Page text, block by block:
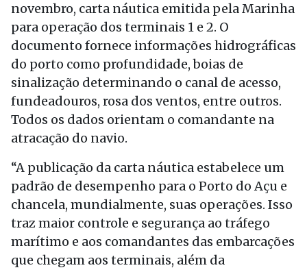
novembro, carta náutica emitida pela Marinha
para operação dos terminais 1 e 2. O
documento fornece informações hidrográficas
do porto como profundidade, boias de
sinalização determinando o canal de acesso,
fundeadouros, rosa dos ventos, entre outros.
Todos os dados orientam o comandante na
atracação do navio.
“A publicação da carta náutica estabelece um
padrão de desempenho para o Porto do Açu e
chancela, mundialmente, suas operações. Isso
traz maior controle e segurança ao tráfego
marítimo e aos comandantes das embarcações
que chegam aos terminais, além da